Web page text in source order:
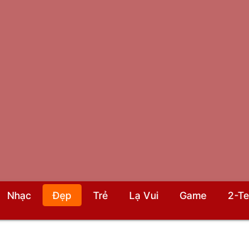
Nhạc Đẹp Trẻ Lạ Vui Game 2-